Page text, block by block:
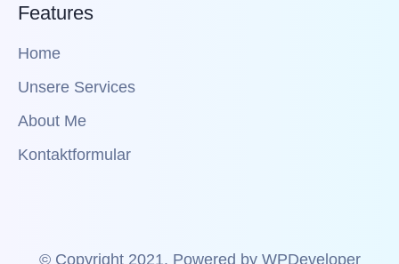
Features
Home
Unsere Services
About Me
Kontaktformular
© Copyright 2021. Powered by WPDeveloper